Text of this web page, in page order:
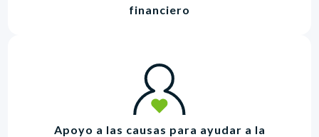
financiero
Apoyo a las causas para ayudar a la